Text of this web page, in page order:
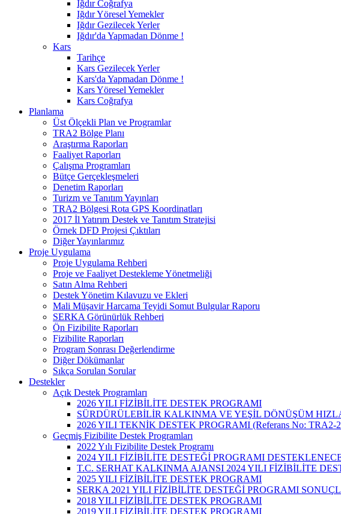
Iğdır Coğrafya
Iğdır Yöresel Yemekler
Iğdır Gezilecek Yerler
Iğdır'da Yapmadan Dönme !
Kars
Tarihçe
Kars Gezilecek Yerler
Kars'da Yapmadan Dönme !
Kars Yöresel Yemekler
Kars Coğrafya
Planlama
Üst Ölçekli Plan ve Programlar
TRA2 Bölge Planı
Araştırma Raporları
Faaliyet Raporları
Çalışma Programları
Bütçe Gerçekleşmeleri
Denetim Raporları
Turizm ve Tanıtım Yayınları
TRA2 Bölgesi Rota GPS Koordinatları
2017 İl Yatırım Destek ve Tanıtım Stratejisi
Örnek DFD Projesi Çıktıları
Diğer Yayınlarımız
Proje Uygulama
Proje Uygulama Rehberi
Proje ve Faaliyet Destekleme Yönetmeliği
Satın Alma Rehberi
Destek Yönetim Kılavuzu ve Ekleri
Mali Müşavir Harcama Teyidi Somut Bulgular Raporu
SERKA Görünürlük Rehberi
Ön Fizibilite Raporları
Fizibilite Raporları
Program Sonrası Değerlendirme
Diğer Dökümanlar
Sıkça Sorulan Sorular
Destekler
Açık Destek Programları
2026 YILI FİZİBİLİTE DESTEK PROGRAMI
SÜRDÜRÜLEBİLİR KALKINMA VE YEŞİL DÖNÜŞÜM
2026 YILI TEKNİK DESTEK PROGRAMI (Referans No: TRA2-
Geçmiş Fizibilite Destek Programları
2022 Yılı Fizibilite Destek Programı
2024 YILI FİZİBİLİTE DESTEĞİ PROGRAMI
T.C. SERHAT KALKINMA AJANSI 2024 YILI FİZİBİLİTE
2025 YILI FİZİBİLİTE DESTEK PROGRAMI
SERKA 2021 YILI FİZİBİLİTE DESTEĞİ PROGRAMI
2018 YILI FİZİBİLİTE DESTEK PROGRAMI
2019 YILI FİZİBİLİTE DESTEK PROGRAMI